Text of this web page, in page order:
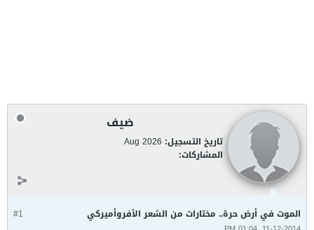
ضيف
تاريخ التسجيل: Aug 2026
المشاركات:
#1 الموت في أرض حرة.. مختارات من الشعر الأفروأميركي